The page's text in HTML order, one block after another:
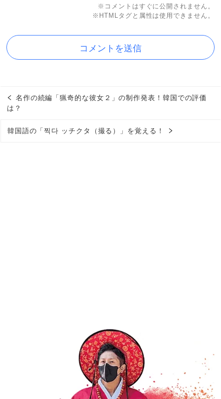
※コメントはすぐに公開されません。
※HTMLタグと属性は使用できません。
名作の続編「猟奇的な彼女２」の制作発表！韓国での評価
は？
韓国語の「찍다 ッチクタ（撮る）」を覚える！